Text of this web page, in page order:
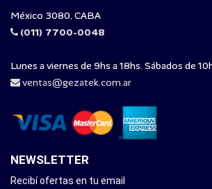
México 3080, CABA
(011) 7700-0048
Lunes a viernes de 9hs a 18hs. Sábados de
ventas@gezatek.com.ar
NEWSLETTER
Recibí ofertas en tu email